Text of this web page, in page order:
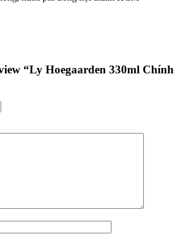
“Ly Hoegaarden 330ml Chính